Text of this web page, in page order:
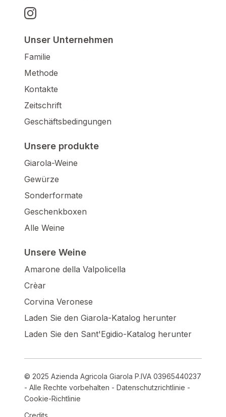
Unser Unternehmen
Familie
Methode
Kontakte
Zeitschrift
Geschäftsbedingungen
Unsere produkte
Giarola-Weine
Gewürze
Sonderformate
Geschenkboxen
Alle Weine
Unsere Weine
Amarone della Valpolicella
Crèar
Corvina Veronese
Laden Sie den Giarola-Katalog herunter
Laden Sie den Sant'Egidio-Katalog herunter
© 2025 Azienda Agricola Giarola P.IVA 03965440237
- Alle Rechte vorbehalten - Datenschutzrichtlinie -
Cookie-Richtlinie
Credits